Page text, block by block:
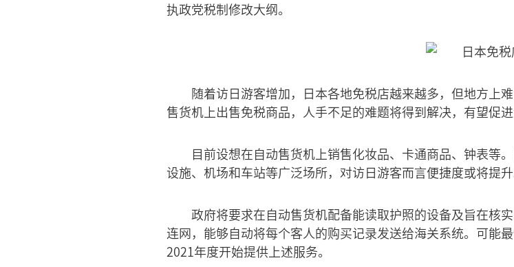
执政党税制修改大纲。
随着访日游客增加，日本各地免税店越来越多，但地方上
售货机上出售免税商品，人手不足的难题将得到解决，有望促进
目前设想在自动售货机上销售化妆品、卡通商品、钟表等
设施、机场和车站等广泛场所，对访日游客而言便捷度或将提
政府将要求在自动售货机配备能读取护照的设备及旨在核
连网，能够自动将每个客人的购买记录发送给海关系统。可能
2021年度开始提供上述服务。